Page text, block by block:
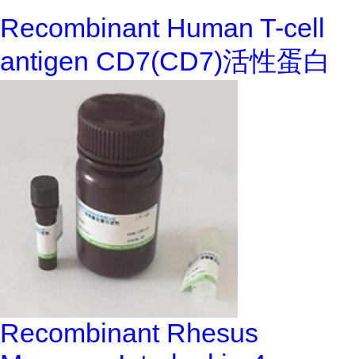
Recombinant Human T-cell
antigen CD7(CD7)活性蛋白
Recombinant Rhesus